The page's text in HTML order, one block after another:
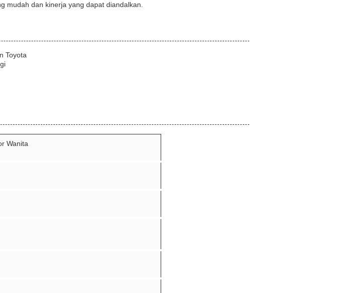
mudah dan kinerja yang dapat diandalkan.
Toyota
Wanita